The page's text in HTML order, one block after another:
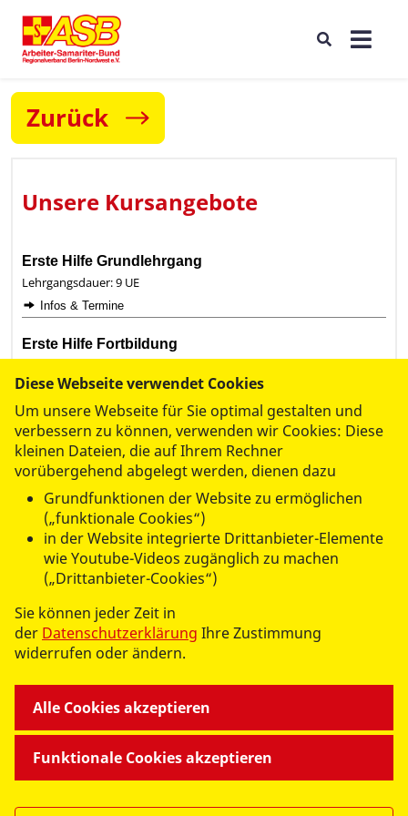
Zurück
Diese Webseite verwendet Cookies
Um unsere Webseite für Sie optimal gestalten und
verbessern zu können, verwenden wir Cookies: Diese
kleinen Dateien, die auf Ihrem Rechner
vorübergehend abgelegt werden, dienen dazu
Grundfunktionen der Website zu ermöglichen
(„funktionale Cookies“)
in der Website integrierte Drittanbieter-Elemente
wie Youtube-Videos zugänglich zu machen
(„Drittanbieter-Cookies“)
Sie können jeder Zeit in
der Datenschutzerklärung Ihre Zustimmung
widerrufen oder ändern.
Funktionale Cookies akzeptieren
Alle Cookies akzeptieren